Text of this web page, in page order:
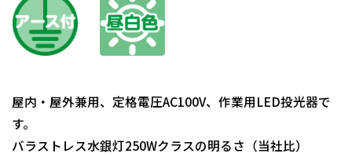
屋内・屋外兼用、定格電圧AC100V、作業用LED投光器で
す。
バラストレス水銀灯250Wクラスの明るさ（当社比）